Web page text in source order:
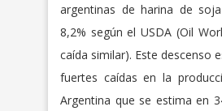
argentinas de harina de
8,2% según el USDA (Oil
caída similar). Este descenso
fuertes caídas en la
Argentina que se estima en